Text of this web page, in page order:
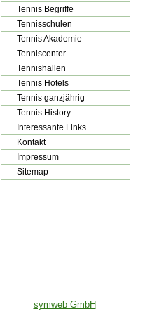
Tennis Begriffe
Tennisschulen
Tennis Akademie
Tenniscenter
Tennishallen
Tennis Hotels
Tennis ganzjährig
Tennis History
Interessante Links
Kontakt
Impressum
Sitemap
symweb GmbH